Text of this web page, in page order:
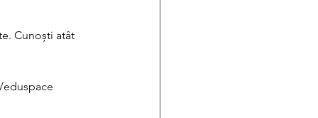
Cunoști atât